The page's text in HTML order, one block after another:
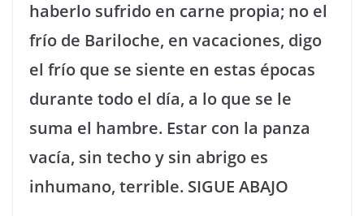
haberlo sufrido en carne propia; no el
frío de Bariloche, en vacaciones, digo
el frío que se siente en estas épocas
durante todo el día, a lo que se le
suma el hambre. Estar con la panza
vacía, sin techo y sin abrigo es
inhumano, terrible. SIGUE ABAJO